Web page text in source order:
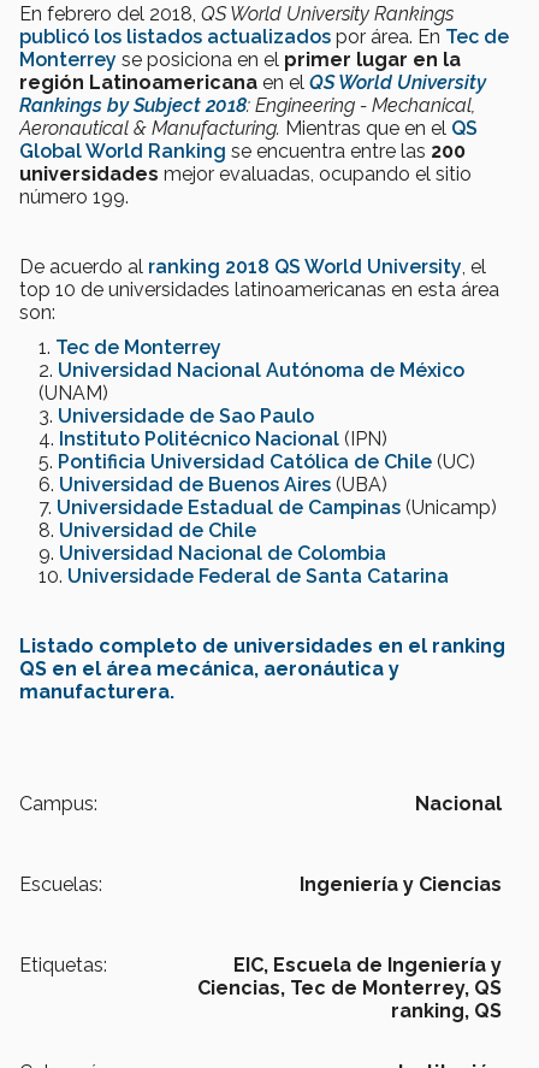
En febrero del 2018, QS World University Rankings
publicó los listados actualizados por área. En Tec de
Monterrey se posiciona en el primer lugar en la
región Latinoamericana en el QS World University
Rankings by Subject 2018: Engineering - Mechanical,
Aeronautical & Manufacturing. Mientras que en el QS
Global World Ranking se encuentra entre las 200
universidades mejor evaluadas, ocupando el sitio
número 199.
De acuerdo al ranking 2018 QS World University , el
top 10 de universidades latinoamericanas en esta área
son:
Tec de Monterrey
Universidad Nacional Autónoma de México
(UNAM)
Universidade de Sao Paulo
Instituto Politécnico Nacional (IPN)
Pontificia Universidad Católica de Chile (UC)
Universidad de Buenos Aires (UBA)
Universidade Estadual de Campinas (Unicamp)
Universidad de Chile
Universidad Nacional de Colombia
Universidade Federal de Santa Catarina
Listado completo de universidades en el ranking
QS en el área mecánica, aeronáutica y
manufacturera.
Campus: Nacional
Escuelas: Ingeniería y Ciencias
Etiquetas: EIC, Escuela de Ingeniería y
Ciencias, Tec de Monterrey, QS
ranking, QS